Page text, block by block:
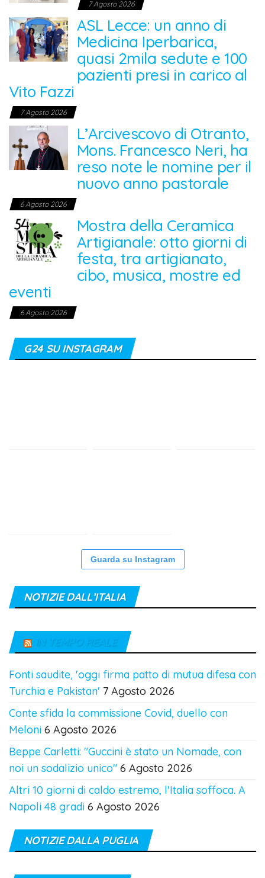
7 Agosto 2026
ASL Lecce: un anno di
Medicina Iperbarica,
quasi 2mila sedute e 100
pazienti presi in carico al
Vito Fazzi
7 Agosto 2026
L’Arcivescovo di Otranto,
Mons. Francesco Neri, ha
reso note le nomine per il
nuovo anno pastorale
6 Agosto 2026
Mostra della Ceramica
Artigianale: otto giorni di
festa, tra artigianato,
cibo, musica, mostre ed
eventi
6 Agosto 2026
G24 SU INSTAGRAM
Guarda su Instagram
NOTIZIE DALL’ITALIA
IN TEMPO REALE
Fonti saudite, 'oggi firma patto di mutua difesa con
Turchia e Pakistan' 7 Agosto 2026
Conte sfida la commissione Covid, duello con
Meloni 6 Agosto 2026
Beppe Carletti: "Guccini è stato un Nomade, con
noi un sodalizio unico" 6 Agosto 2026
Altri 10 giorni di caldo estremo, l'Italia soffoca. A
Napoli 48 gradi 6 Agosto 2026
NOTIZIE DALLA PUGLIA